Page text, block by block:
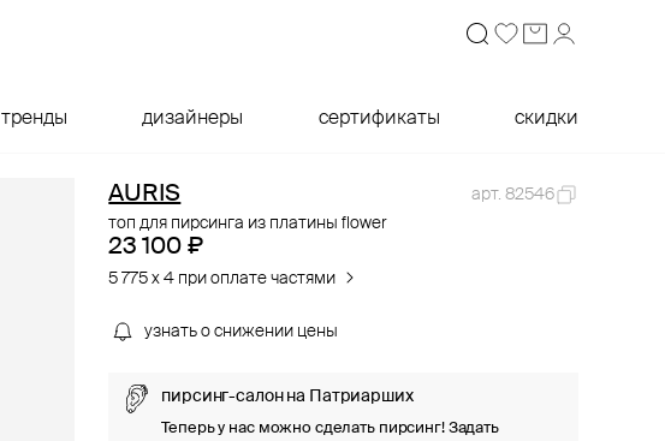
тренды дизайнеры сертификаты скидки
AURIS
арт. 82546
топ для пирсинга из платины flower
23 100 ₽
5 775 x 4 при оплате частями
узнать о снижении цены
пирсинг-салон на Патриарших
Теперь у нас можно сделать пирсинг! Задать